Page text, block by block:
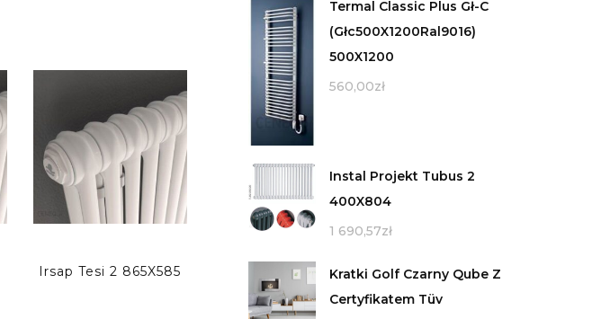
Irsap Tesi 2 865X585
Termal Classic Plus Gł-C
(Głc500X1200Ral9016)
500X1200
560,00zł
Instal Projekt Tubus 2
400X804
1 690,57zł
Kratki Golf Czarny Qube Z
Certyfikatem Tüv